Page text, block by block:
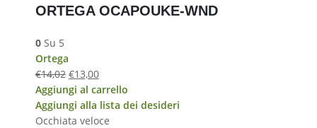
ORTEGA OCAPOUKE-WND
0Su 5
Ortega
€14,02 €13,00
Aggiungi al carrello
Aggiungi alla lista dei desideri
Occhiata veloce